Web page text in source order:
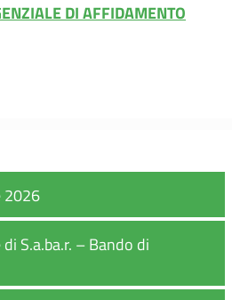
DI AFFIDAMENTO
2026
S.a.ba.r. – Bando di